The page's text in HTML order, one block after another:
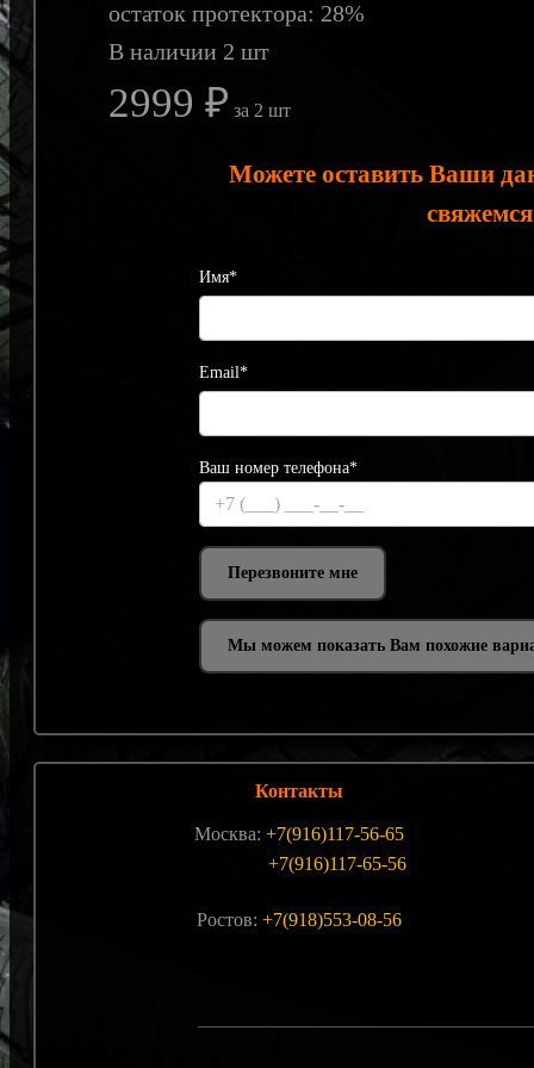
остаток протектора: 28%
В наличии 2 шт
2999 ₽ за 2 шт
Можете оставить Ваши
свяжемся
Имя*
Email*
Ваш номер телефона*
Мы можем показать Вам похожие
Контакты
Москва: +7(916)117-56-65
+7(916)117-65-56
Ростов: +7(918)553-08-56